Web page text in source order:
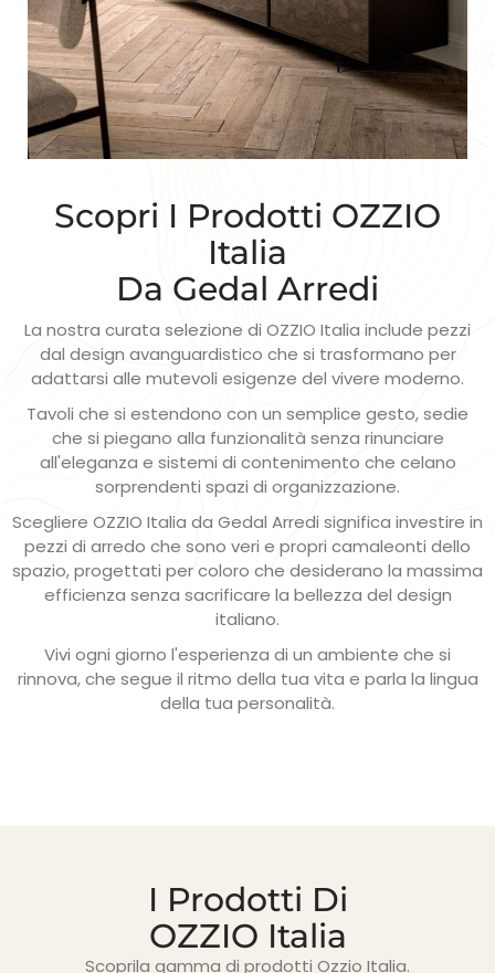
Scopri I Prodotti OZZIO
Italia
Da Gedal Arredi
La nostra curata selezione di OZZIO Italia include pezzi
dal design avanguardistico che si trasformano per
adattarsi alle mutevoli esigenze del vivere moderno.
Tavoli che si estendono con un semplice gesto, sedie
che si piegano alla funzionalità senza rinunciare
all'eleganza e sistemi di contenimento che celano
sorprendenti spazi di organizzazione.
Scegliere OZZIO Italia da Gedal Arredi significa investire in
pezzi di arredo che sono veri e propri camaleonti dello
spazio, progettati per coloro che desiderano la massima
efficienza senza sacrificare la bellezza del design
italiano.
Vivi ogni giorno l'esperienza di un ambiente che si
rinnova, che segue il ritmo della tua vita e parla la lingua
della tua personalità.
I Prodotti Di
OZZIO Italia
Scoprila gamma di prodotti Ozzio Italia.